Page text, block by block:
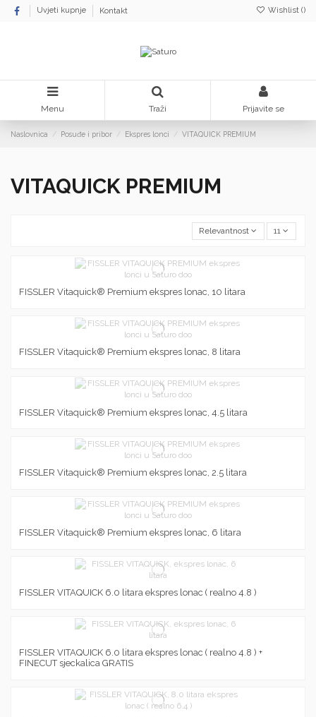
Uvjeti kupnje Kontakt Wishlist ()
Menu Traži Prijavite se
Naslovnica Posuđe i pribor Ekspres lonci VITAQUICK PREMIUM
VITAQUICK PREMIUM
Relevantnost 11
FISSLER Vitaquick® Premium ekspres lonac, 10 litara
FISSLER Vitaquick® Premium ekspres lonac, 8 litara
FISSLER Vitaquick® Premium ekspres lonac, 4.5 litara
FISSLER Vitaquick® Premium ekspres lonac, 2.5 litara
FISSLER Vitaquick® Premium ekspres lonac, 6 litara
FISSLER VITAQUICK 6.0 litara ekspres lonac ( realno 4.8 )
FISSLER VITAQUICK 6.0 litara ekspres lonac ( realno 4.8 ) +
FINECUT sjeckalica GRATIS